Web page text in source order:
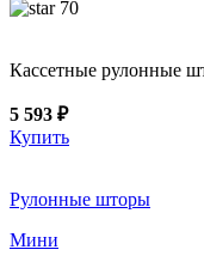
70
Кассетные рулонные
5 593 ₽
Купить
Рулонные шторы
Мини